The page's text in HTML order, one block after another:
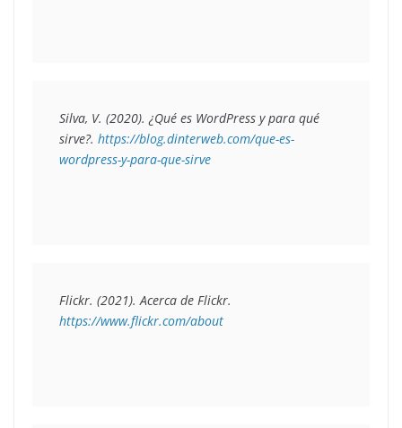
Silva, V. (2020). ¿Qué es WordPress y para qué
sirve?. https://blog.dinterweb.com/que-es-
wordpress-y-para-que-sirve
Flickr. (2021). Acerca de Flickr.
https://www.flickr.com/about